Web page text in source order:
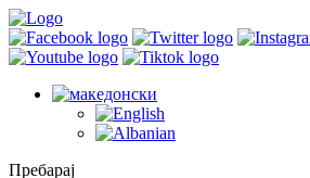
Пребарај